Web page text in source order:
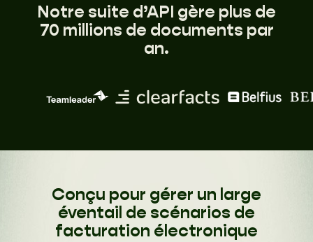
Notre suite d’API gère plus de
70 millions de documents par
an.
Conçu pour gérer un large
éventail de scénarios de
facturation électronique